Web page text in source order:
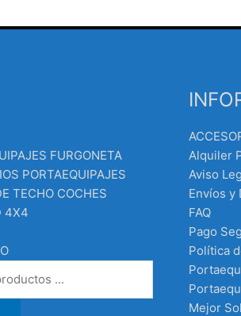
FURGONETA
PORTAEQUIPAJES
TECHO COCHES
4X4
Alquiler
Aviso
Envíos y
FAQ
Pago
Política
Mejor